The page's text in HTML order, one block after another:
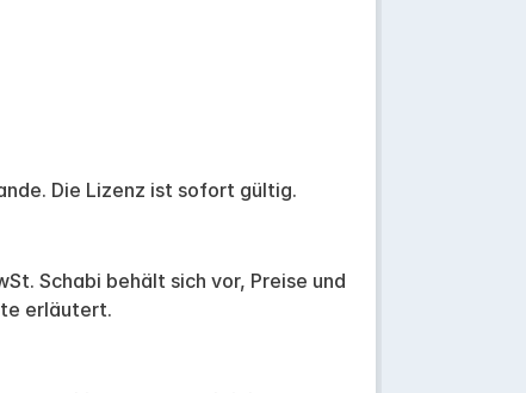
Die Lizenz ist sofort gültig.
Schabi behält sich vor, Preise und
erläutert.